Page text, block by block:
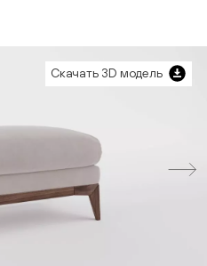
Скачать 3D модель